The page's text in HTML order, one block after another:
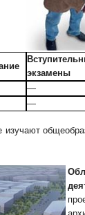
экзамены
—
—